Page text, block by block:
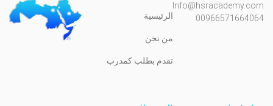
Info@hsracademy.com
00966571664064
الرئيسية
من نحن
تقدم بطلب كمدرب